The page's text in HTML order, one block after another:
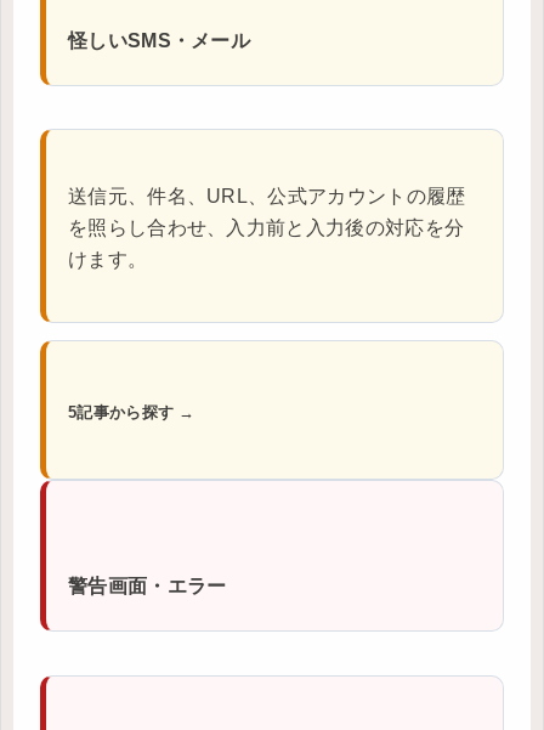
怪しいSMS・メール
送信元、件名、URL、公式アカウントの履歴
を照らし合わせ、入力前と入力後の対応を分
けます。
5記事から探す →
警告画面・エラー